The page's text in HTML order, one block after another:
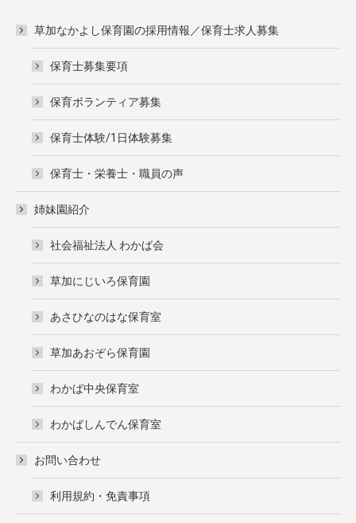
草加なかよし保育園の採用情報／保育士求人募集
保育士募集要項
保育ボランティア募集
保育士体験/1日体験募集
保育士・栄養士・職員の声
姉妹園紹介
社会福祉法人 わかば会
草加にじいろ保育園
あさひなのはな保育室
草加あおぞら保育園
わかば中央保育室
わかばしんでん保育室
お問い合わせ
利用規約・免責事項